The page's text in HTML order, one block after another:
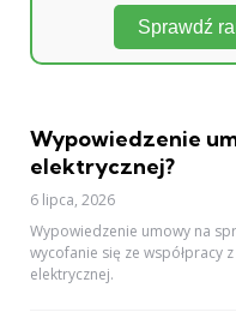
Sprawdź
Wypowiedzenie
elektrycznej?
6 lipca, 2026
Wypowiedzenie umowy na
wycofanie się ze współpracy
elektrycznej.